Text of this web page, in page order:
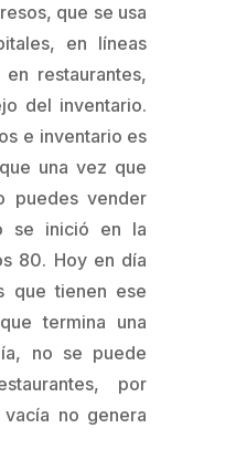
que se usa
en líneas
restaurantes,
del inventario.
e inventario es
una vez que
puedes vender
se inició en la
80. Hoy en día
que tienen ese
termina una
no se puede
por
no genera